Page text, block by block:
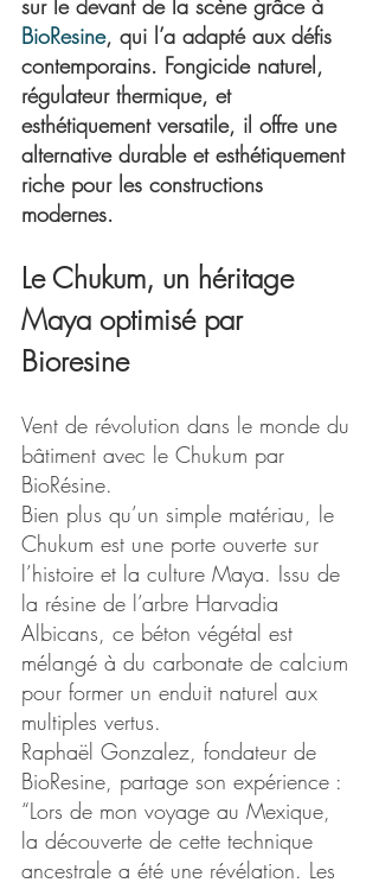
sur le devant de la scène grâce à
BioResine, qui l’a adapté aux défis
contemporains. Fongicide naturel,
régulateur thermique, et
esthétiquement versatile, il offre une
alternative durable et esthétiquement
riche pour les constructions
modernes.
Le Chukum, un héritage
Maya optimisé par
Bioresine
Vent de révolution dans le monde du
bâtiment avec le Chukum par
BioRésine.
Bien plus qu’un simple matériau, le
Chukum est une porte ouverte sur
l’histoire et la culture Maya. Issu de
la résine de l’arbre Harvadia
Albicans, ce béton végétal est
mélangé à du carbonate de calcium
pour former un enduit naturel aux
multiples vertus.
Raphaël Gonzalez, fondateur de
BioResine, partage son expérience :
“Lors de mon voyage au Mexique,
la découverte de cette technique
ancestrale a été une révélation. Les